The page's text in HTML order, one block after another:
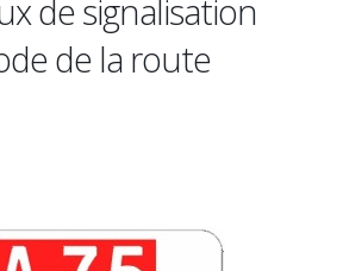
de signalisation
de la route